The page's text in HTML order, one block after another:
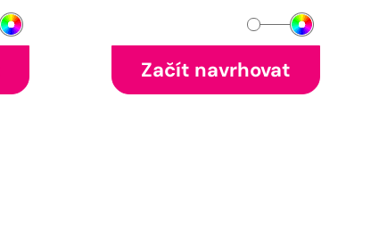
Začít navrhovat